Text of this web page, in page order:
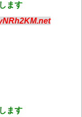
ます
ます